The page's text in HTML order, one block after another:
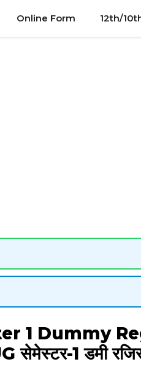
Online Form 12th/
1 Dummy
1 डमी